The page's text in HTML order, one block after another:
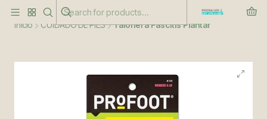
Inicio CUIDADO DE PIES Talonera Fascitis Plantar